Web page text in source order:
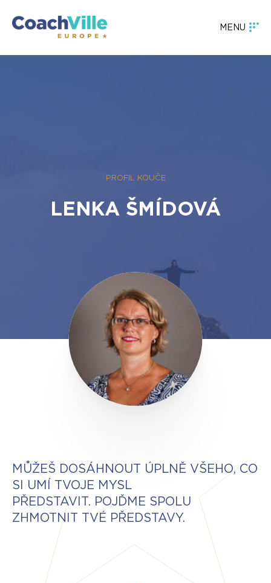
MENU
PROFIL KOUČE
LENKA ŠMÍDOVÁ
MŮŽEŠ DOSÁHNOUT ÚPLNĚ VŠEHO, CO
SI UMÍ TVOJE MYSL
PŘEDSTAVIT. POJĎME SPOLU
ZHMOTNIT TVÉ PŘEDSTAVY.